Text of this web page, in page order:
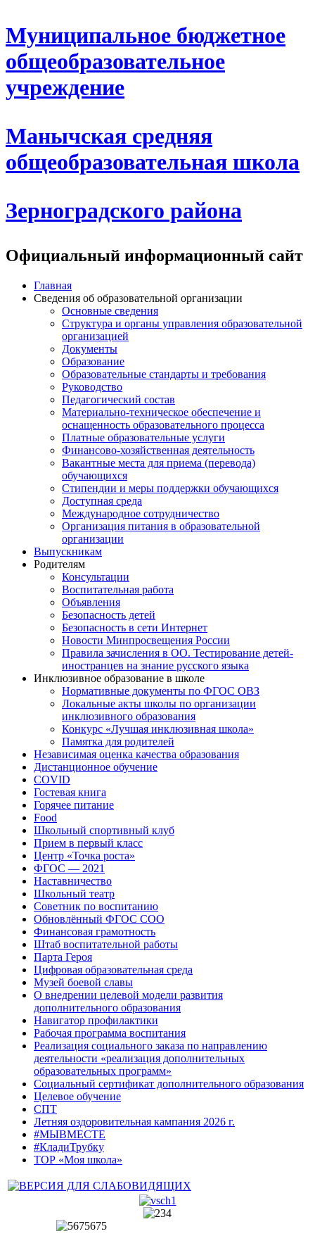
Муниципальное бюджетное
общеобразовательное
учреждение
Манычская средняя
общеобразовательная школа
Зерноградского района
Официальный информационный сайт
Главная
Сведения об образовательной организации
Основные сведения
Структура и органы управления образовательной
организацией
Документы
Образование
Образовательные стандарты и требования
Руководство
Педагогический состав
Материально-техническое обеспечение и
оснащенность образовательного процесса
Платные образовательные услуги
Финансово-хозяйственная деятельность
Вакантные места для приема (перевода)
обучающихся
Стипендии и меры поддержки обучающихся
Доступная среда
Международное сотрудничество
Организация питания в образовательной
организации
Выпускникам
Родителям
Консультации
Воспитательная работа
Объявления
Безопасность детей
Безопасность в сети Интернет
Новости Минпросвещения России
Правила зачисления в ОО. Тестирование детей-
иностранцев на знание русского языка
Инклюзивное образование в школе
Нормативные документы по ФГОС ОВЗ
Локальные акты школы по организации
инклюзивного образования
Конкурс «Лучшая инклюзивная школа»
Памятка для родителей
Независимая оценка качества образования
Дистанционное обучение
COVID
Гостевая книга
Горячее питание
Food
Школьный спортивный клуб
Прием в первый класс
Центр «Точка роста»
ФГОС — 2021
Наставничество
Школьный театр
Советник по воспитанию
Обновлённый ФГОС СОО
Финансовая грамотность
Штаб воспитательной работы
Парта Героя
Цифровая образовательная среда
Музей боевой славы
О внедрении целевой модели развития
дополнительного образования
Навигатор профилактики
Рабочая программа воспитания
Реализация социального заказа по направлению
деятельности «реализация дополнительных
образовательных программ»
Социальный сертификат дополнительного образования
Целевое обучение
СПТ
Летняя оздоровительная кампания 2026 г.
#МЫВМЕСТЕ
#КладиТрубку
ТОР «Моя школа»